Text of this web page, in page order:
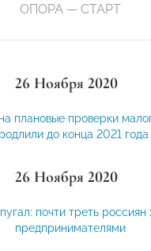
ОПОРА — СТАРТ
26 Ноября 2020
плановые проверки
до конца 2021 года
26 Ноября 2020
почти треть россиян
предпринимателями